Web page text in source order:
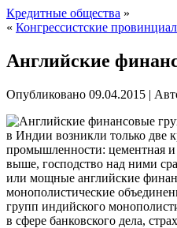
Кредитные общества »
« Конгрессистские
Английские
Опубликовано 09.04.2015 |
в Индии возникли только две
промышленности: цементная и
выше, господство над ними
или мощные английские
монополистические
групп индийского
в сфере банковского дела,